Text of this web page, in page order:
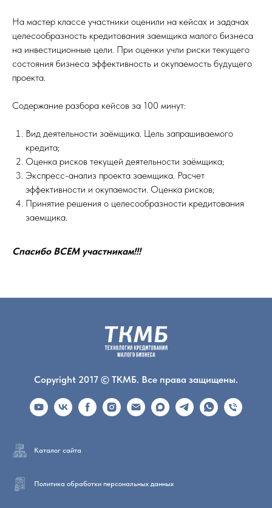
На мастер классе участники оценили на кейсах и задачах
целесообразность кредитования заемщика малого бизнеса
на инвестиционные цели. При оценки учли риски текущего
состояния бизнеса эффективность и окупаемость будущего
проекта.
Содержание разбора кейсов за 100 минут:
Вид деятельности заёмщика. Цель запрашиваемого
кредита;
Оценка рисков текущей деятельности заёмщика;
Экспресс-анализ проекта заемщика. Расчет
эффективности и окупаемости. Оценка рисков;
Принятие решения о целесообразности кредитования
заемщика.
Спасибо ВСЕМ участникам!!!
Copyright 2017 © ТКМБ. Все права защищены.
Каталог сайта
Политика обработки персональных данных